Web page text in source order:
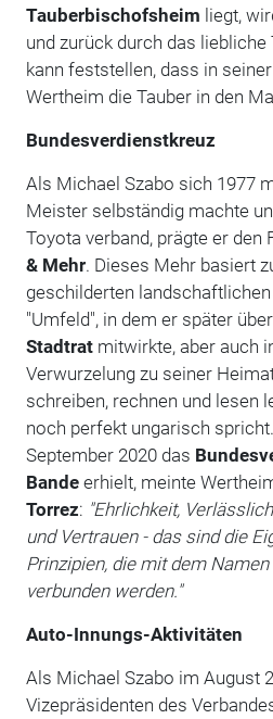
Tauberbischofsheim liegt,
und zurück durch das
kann feststellen, dass in
Wertheim die Tauber in den
Bundesverdienstkreuz
Als Michael Szabo sich 1977
Meister selbständig machte
Toyota verband, prägte er den
& Mehr. Dieses Mehr basiert
geschilderten
"Umfeld", in dem er später
Stadtrat mitwirkte, aber auch
Verwurzelung zu seiner
schreiben, rechnen und lesen
noch perfekt ungarisch
September 2020 das
Bandeerhielt, meinte
Torrez: "Ehrlichkeit,
und Vertrauen - das sind die
Prinzipien, die mit dem
verbunden werden."
Auto-Innungs-Aktivitäten
Als Michael Szabo im August
Vizepräsidenten des